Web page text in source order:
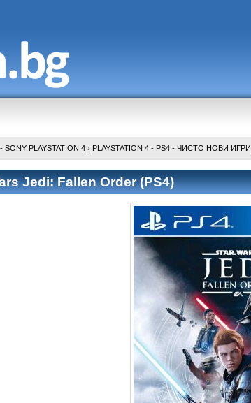
SONY PLAYSTATION 4 › PLAYSTATION 4 - PS4 - ЧИСТО НОВИ ИГРИ
Jedi: Fallen Order (PS4)